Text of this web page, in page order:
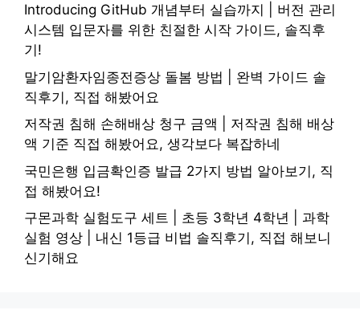
Introducing GitHub 개념부터 실습까지 | 버전 관리
시스템 입문자를 위한 친절한 시작 가이드, 솔직후
기!
말기암환자임종전증상 돌봄 방법 | 완벽 가이드 솔
직후기, 직접 해봤어요
저작권 침해 손해배상 청구 금액 | 저작권 침해 배상
액 기준 직접 해봤어요, 생각보다 복잡하네
국민은행 입금확인증 발급 2가지 방법 알아보기, 직
접 해봤어요!
구몬과학 실험도구 세트 | 초등 3학년 4학년 | 과학
실험 영상 | 내신 1등급 비법 솔직후기, 직접 해보니
신기해요